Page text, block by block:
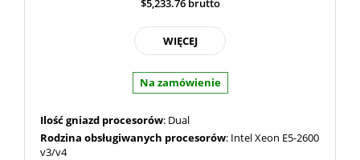
$5,233.76 brutto
WIĘCEJ
Na zamówienie
Ilość gniazd procesorów: Dual
Rodzina obsługiwanych procesorów: Intel Xeon E5-2600
v3/v4